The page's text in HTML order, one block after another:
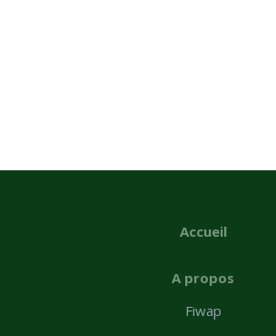
Accueil
A propos
Fiwap